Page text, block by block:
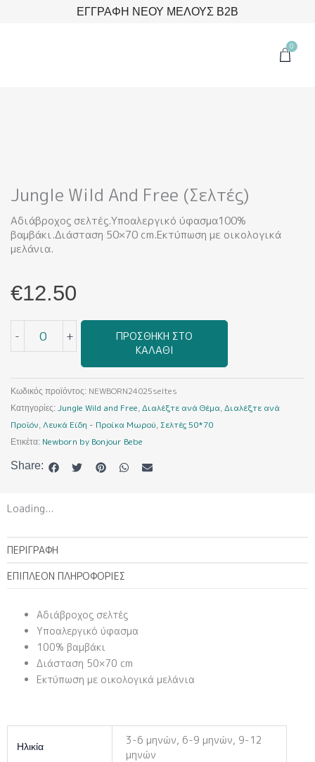
ΕΓΓΡΑΦΗ ΝΕΟΥ ΜΕΛΟΥΣ B2B
0
Cart
Jungle Wild And Free (Σελτές)
Αδιάβροχος σελτές.Υποαλεργικό ύφασμα100%
βαμβάκι.Διάσταση 50×70 cm.Εκτύπωση με οικολογικά
μελάνια.
€12.50
-
Free
(Σελτές)
ποσότητα
+
ΠΡΟΣΘΉΚΗ ΣΤΟ
ΚΑΛΆΘΙ
Κωδικός προϊόντος: NEWBORN24025seltes
Κατηγορίες: Jungle Wild and Free, Διαλέξτε ανά Θέμα, Διαλέξτε ανά
Προϊόν, Λευκά Είδη - Προίκα Μωρού, Σελτές 50*70
Ετικέτα: Newborn by Bonjour Bebe
Share:
Loading...
ΠΕΡΙΓΡΑΦΉ
ΕΠΙΠΛΈΟΝ ΠΛΗΡΟΦΟΡΊΕΣ
Αδιάβροχος σελτές
Υποαλεργικό ύφασμα
100% βαμβάκι
Διάσταση 50×70 cm
Εκτύπωση με οικολογικά μελάνια
Ηλικία
3-6 μηνών, 6-9 μηνών, 9-12
μηνών